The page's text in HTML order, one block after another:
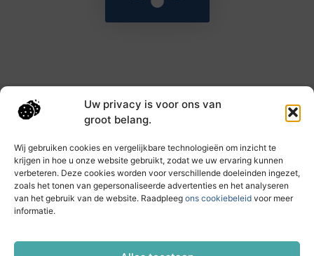
Uw privacy is voor ons van
groot belang.
Wij gebruiken cookies en vergelijkbare technologieën om inzicht te
krijgen in hoe u onze website gebruikt, zodat we uw ervaring kunnen
verbeteren. Deze cookies worden voor verschillende doeleinden ingezet,
zoals het tonen van gepersonaliseerde advertenties en het analyseren
van het gebruik van de website. Raadpleeg ons cookiebeleid voor meer
informatie.
Main Links
Dagelijks nieuwe inzichten op taec.nl
Artikelen vol kennis, inspiratie en praktische tips die